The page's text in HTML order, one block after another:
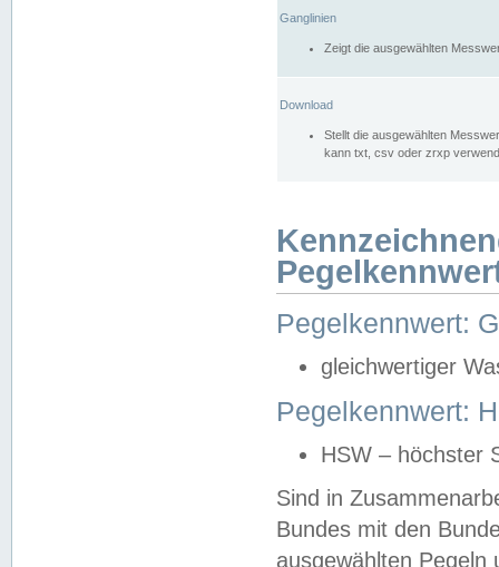
Ganglinien
Zeigt die ausgewählten
Download
Stellt die ausgewählten
kann txt, csv oder zrxp
Pegelkennwert:
gleichwertiger
Pegelkennwert:
HSW – höchster
Sind in
Bundes mit den
ausgewählten